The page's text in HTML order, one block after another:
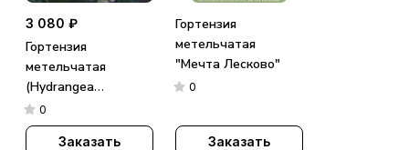
3 080 ₽
Гортензия
метельчатая
(Hydrangea
paniculata)
«Metallica»
0
Заказать
Гортензия
метельчатая
"Мечта Лесково"
0
Заказать